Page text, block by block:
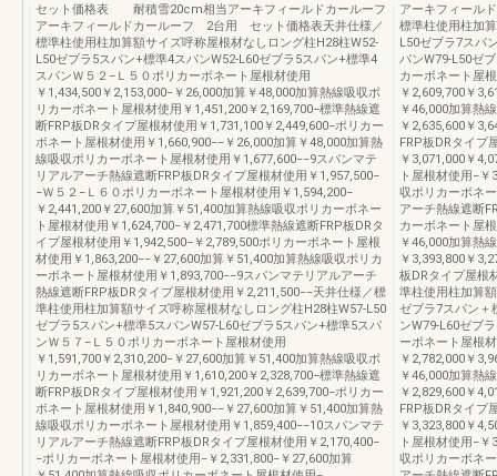
セット価格表 耐積雪20cm相当アーキフィールドカールーフ
アーキフィールドカールーフ 2台用 セット価格表天井仕様／
標準柱使用柱加算額サイズ呼称屋根材なしロング柱H28柱W52-
L50ゼブラ5スパン+標準4スパンW52-L60ゼブラ5スパン+標準4
スパンＷ５２−Ｌ５０ポリカーボネート屋根材使用
￥1,434,500￥2,153,000−￥26,000加算￥48,000加算熱線吸収ポ
リカーボネート屋根材使用￥1,451,200￥2,169,700−標準熱線遮
断FRP板DRタイプ屋根材使用￥1,731,100￥2,449,600−ポリカー
ボネート屋根材使用￥1,660,900−−￥26,000加算￥48,000加算熱
線吸収ポリカーボネート屋根材使用￥1,677,600−−9スパンマテ
リアルアーチ熱線遮断FRP板DRタイプ屋根材使用￥1,957,500−
−Ｗ５２−Ｌ６０ポリカーボネート屋根材使用￥1,594,200−
￥2,441,200￥27,600加算￥51,400加算熱線吸収ポリカーボネー
ト屋根材使用￥1,624,700−￥2,471,700標準熱線遮断FRP板DRタ
イプ屋根材使用￥1,942,500−￥2,789,500ポリカーボネート屋根
材使用￥1,863,200−−￥27,600加算￥51,400加算熱線吸収ポリカ
ーボネート屋根材使用￥1,893,700−−9スパンマテリアルアーチ
熱線遮断FRP板DRタイプ屋根材使用￥2,211,500−−天井仕様／標
準柱使用柱加算額サイズ呼称屋根材なしロング柱H28柱W57-L50
ゼブラ5スパン+標準5スパンW57-L60ゼブラ5スパン+標準5スパ
ンＷ５７−Ｌ５０ポリカーボネート屋根材使用
￥1,591,700￥2,310,200−￥27,600加算￥51,400加算熱線吸収ポ
リカーボネート屋根材使用￥1,610,200￥2,328,700−標準熱線遮
断FRP板DRタイプ屋根材使用￥1,921,200￥2,639,700−ポリカー
ボネート屋根材使用￥1,840,900−−￥27,600加算￥51,400加算熱
線吸収ポリカーボネート屋根材使用￥1,859,400−−10スパンマテ
リアルアーチ熱線遮断FRP板DRタイプ屋根材使用￥2,170,400−
−ポリカーボネート屋根材使用−￥2,331,800−￥27,600加算
アーキフィール
標準柱使用柱加
L50ゼブラ7スパ
パンW79-L50ゼ
カーボネート屋
￥2,609,700￥
￥46,000加算熱
￥2,635,600￥
FRP板DRタイプ
￥3,071,000￥
ト屋根材使用−
収ポリカーボネ
アーチ熱線遮断
カーボネート屋
￥46,000加算熱
￥3,393,800￥
板DRタイプ屋根
準柱使用柱加算
ゼブラ7スパン＋
ンW79-L60ゼブ
ーボネート屋根
￥2,782,000￥
￥46,000加算熱
￥2,829,600￥
FRP板DRタイプ
￥3,323,800￥
ト屋根材使用−
収ポリカーボネ